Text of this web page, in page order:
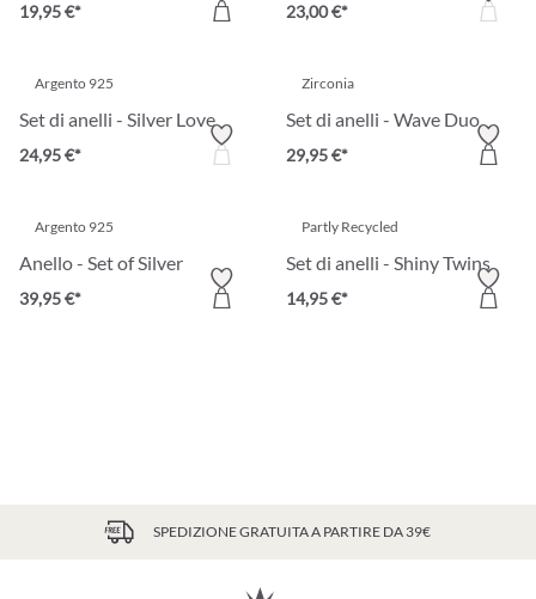
19,95 €* 23,00 €*
Argento 925
Set di anelli - Silver Love
24,95 €*
Zirconia
Set di anelli - Wave Duo
29,95 €*
Argento 925
Anello - Set of Silver
39,95 €*
Partly Recycled
Set di anelli - Shiny Twins
14,95 €*
SPEDIZIONE GRATUITA A PARTIRE DA 39€